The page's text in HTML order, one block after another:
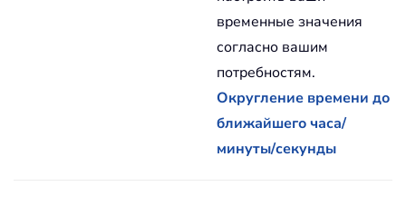
временные значения
согласно вашим
потребностям.
Округление времени до
ближайшего часа/
минуты/секунды